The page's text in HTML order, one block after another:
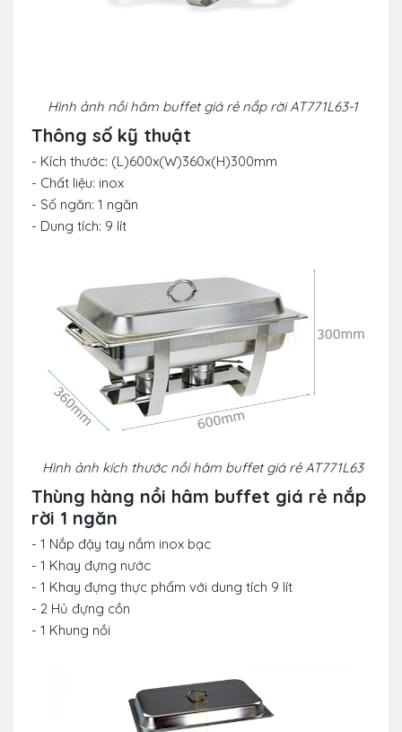
Hình ảnh nồi hâm buffet giá rẻ nắp rời AT771L63-1
Thông số kỹ thuật
- Kích thước: (L)600x(W)360x(H)300mm
- Chất liệu: inox
- Số ngăn: 1 ngăn
- Dung tích: 9 lít
Hình ảnh kích thước nồi hâm buffet giá rẻAT771L63
Thùng hàng nồi hâm buffet giá rẻ nắp
rời 1 ngăn
- 1 Nắp đậy tay nắm inox bạc
- 1 Khay đựng nước
- 1 Khay đựng thực phẩm với dung tích 9 lít
- 2 Hủ đựng cồn
- 1 Khung nồi